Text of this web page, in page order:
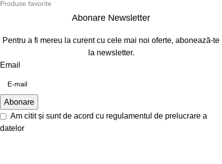
Produse favorite
Abonare Newsletter
Pentru a fi mereu la curent cu cele mai noi oferte, abonează-te
la newsletter.
Email
Am citit și sunt de acord cu regulamentul de prelucrare a
datelor